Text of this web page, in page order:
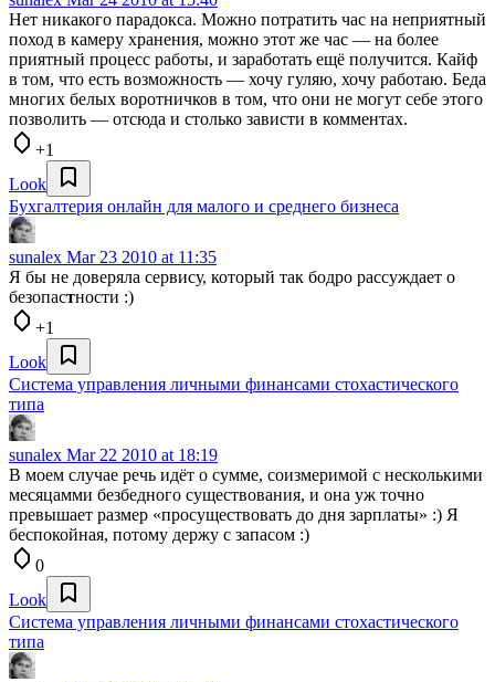
Нет никакого парадокса. Можно потратить час на неприятный
поход в камеру хранения, можно этот же час — на более
приятный процесс работы, и заработать ещё получится. Кайф
в том, что есть возможность — хочу гуляю, хочу работаю. Беда
многих белых воротничков в том, что они не могут себе этого
позволить — отсюда и столько зависти в комментах.
+1
Look
Бухгалтерия онлайн для малого и среднего бизнеса
sunalex Mar 23 2010 at 11:35
Я бы не доверяла сервису, который так бодро рассуждает о
безопастности :)
+1
Look
Система управления личными финансами стохастического
типа
sunalex Mar 22 2010 at 18:19
В моем случае речь идёт о сумме, соизмеримой с несколькими
месяцамми безбедного существования, и она уж точно
превышает размер «просуществовать до дня зарплаты» :) Я
беспокойная, потому держу с запасом :)
0
Look
Система управления личными финансами стохастического
типа